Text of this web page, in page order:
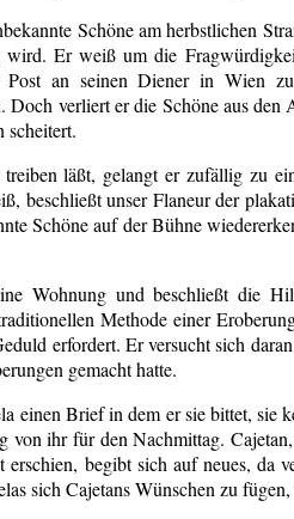
Schöne am herbstlichen
wird. Er weiß um die
Post an seinen Diener in Wien
verliert er die Schöne aus den
scheitert.
läßt, gelangt er zufällig zu
beschließt unser Flaneur der
Schöne auf der Bühne
Wohnung und beschließt die
Methode einer
erfordert. Er versucht sich
gemacht hatte.
einen Brief in dem er sie bittet, sie
von ihr für den Nachmittag.
begibt sich auf neues, da
sich Cajetans Wünschen zu fügen,